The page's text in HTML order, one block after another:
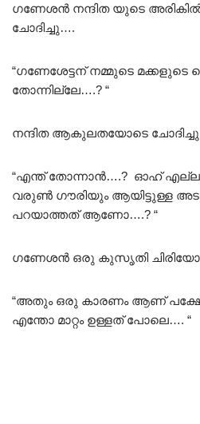
ഗണേശൻ നന്ദിത യുടെ
ചോദിച്ചു….
“ഗണേശേട്ടന് നമ്മുടെ മക്കളുടെ
തോന്നില്ലേ….? “
നന്ദിത ആകുലതയോടെ
“എന്ത് തോന്നാൻ….? ഓഹ്
വരുൺ ഗൗരിയും ആയിട്ടുള്ള
പറയാത്തത് ആണോ….? “
ഗണേശൻ ഒരു കുസൃതി
“അതും ഒരു കാരണം ആണ്
എന്തോ മാറ്റം ഉള്ളത് പോലെ…. “